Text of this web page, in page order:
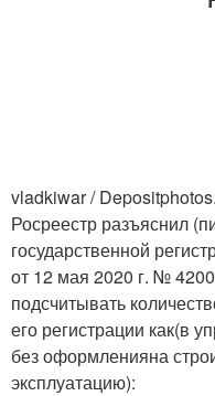
vladkiwar /
Росреестр разъяснил
государственной
от 12 мая 2020 г. №
подсчитывать
его регистрации как(в
без оформленияна
эксплуатацию):